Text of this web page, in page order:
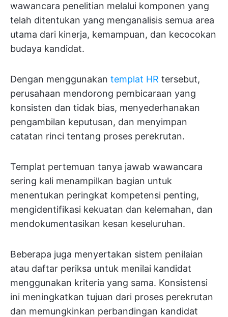
wawancara penelitian melalui komponen yang
telah ditentukan yang menganalisis semua area
utama dari kinerja, kemampuan, dan kecocokan
budaya kandidat.
Dengan menggunakan templat HR tersebut,
perusahaan mendorong pembicaraan yang
konsisten dan tidak bias, menyederhanakan
pengambilan keputusan, dan menyimpan
catatan rinci tentang proses perekrutan.
Templat pertemuan tanya jawab wawancara
sering kali menampilkan bagian untuk
menentukan peringkat kompetensi penting,
mengidentifikasi kekuatan dan kelemahan, dan
mendokumentasikan kesan keseluruhan.
Beberapa juga menyertakan sistem penilaian
atau daftar periksa untuk menilai kandidat
menggunakan kriteria yang sama. Konsistensi
ini meningkatkan tujuan dari proses perekrutan
dan memungkinkan perbandingan kandidat